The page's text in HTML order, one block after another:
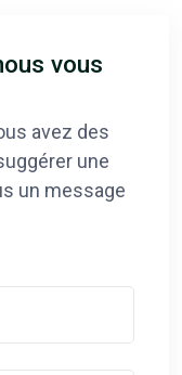
vous
avez des
une
un message